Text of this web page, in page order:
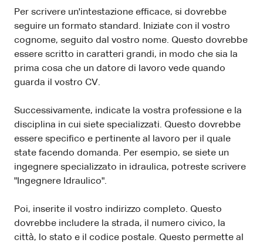
Per scrivere un'intestazione efficace, si dovrebbe
seguire un formato standard. Iniziate con il vostro
cognome, seguito dal vostro nome. Questo dovrebbe
essere scritto in caratteri grandi, in modo che sia la
prima cosa che un datore di lavoro vede quando
guarda il vostro CV.
Successivamente, indicate la vostra professione e la
disciplina in cui siete specializzati. Questo dovrebbe
essere specifico e pertinente al lavoro per il quale
state facendo domanda. Per esempio, se siete un
ingegnere specializzato in idraulica, potreste scrivere
"Ingegnere Idraulico".
Poi, inserite il vostro indirizzo completo. Questo
dovrebbe includere la strada, il numero civico, la
città, lo stato e il codice postale. Questo permette al